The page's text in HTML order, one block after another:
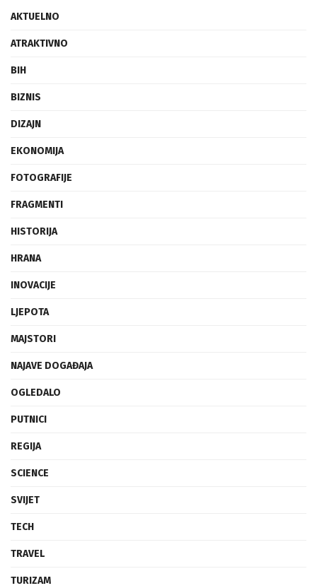
AKTUELNO
ATRAKTIVNO
BIH
BIZNIS
DIZAJN
EKONOMIJA
FOTOGRAFIJE
FRAGMENTI
HISTORIJA
HRANA
INOVACIJE
LJEPOTA
MAJSTORI
NAJAVE DOGAĐAJA
OGLEDALO
PUTNICI
REGIJA
SCIENCE
SVIJET
TECH
TRAVEL
TURIZAM